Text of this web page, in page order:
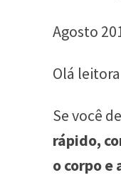
Agosto
Olá leitora
Se você
rápido,
o corpo e